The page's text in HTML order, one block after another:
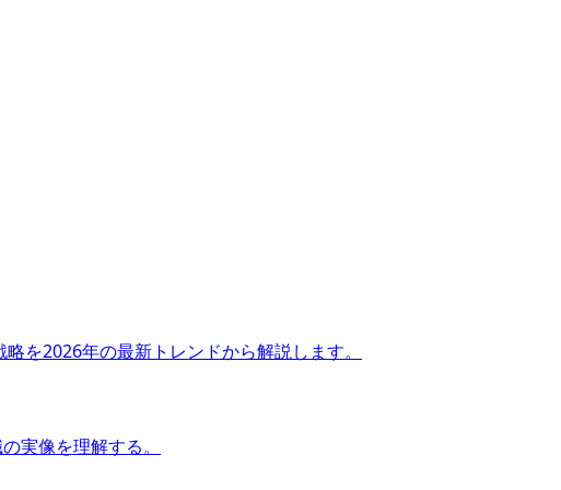
を2026年の最新トレンドから解説します。
実像を理解する。